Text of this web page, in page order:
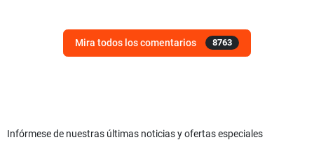
Mira todos los comentarios 8763
Infórmese de nuestras últimas noticias y ofertas especiales